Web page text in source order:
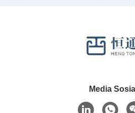
Media Sosial